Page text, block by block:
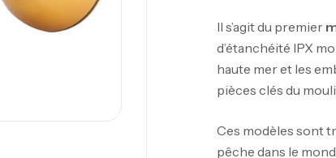
Il s’agit du premier
d’étanchéité IPX
haute mer et les
pièces clés du
Ces modèles sont
pêche dans le